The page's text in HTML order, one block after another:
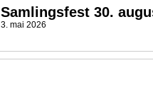
Samlingsfest 30.
3. mai 2026